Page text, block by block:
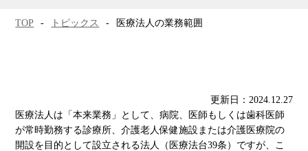
TOP トピックス 医療法人の業務範囲
更新日：2024.12.27
医療法人は「本来業務」として、病院、医師もしくは歯科医師
が常時勤務する診療所、介護老人保健施設または介護医療院の
開設を目的として設立される法人（医療法台39条）ですが、こ